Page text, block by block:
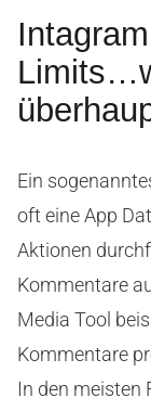
Ein
oft eine App
Aktionen
Kommentare
Media Tool
Kommentare
In den meisten